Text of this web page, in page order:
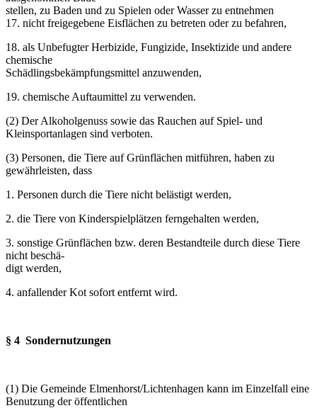
stellen, zu Baden und zu Spielen oder Wasser zu entnehmen
17. nicht freigegebene Eisflächen zu betreten oder zu befahren,
18. als Unbefugter Herbizide, Fungizide, Insektizide und andere
chemische
Schädlingsbekämpfungsmittel anzuwenden,
19. chemische Auftaumittel zu verwenden.
(2) Der Alkoholgenuss sowie das Rauchen auf Spiel- und
Kleinsportanlagen sind verboten.
(3) Personen, die Tiere auf Grünflächen mitführen, haben zu
gewährleisten, dass
1. Personen durch die Tiere nicht belästigt werden,
2. die Tiere von Kinderspielplätzen ferngehalten werden,
3. sonstige Grünflächen bzw. deren Bestandteile durch diese Tiere
nicht beschä-
digt werden,
4. anfallender Kot sofort entfernt wird.
§ 4 Sondernutzungen
(1) Die Gemeinde Elmenhorst/Lichtenhagen kann im Einzelfall eine
Benutzung der öffentlichen